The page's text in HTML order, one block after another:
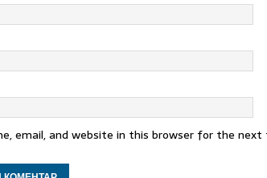
email, and website in this browser for the